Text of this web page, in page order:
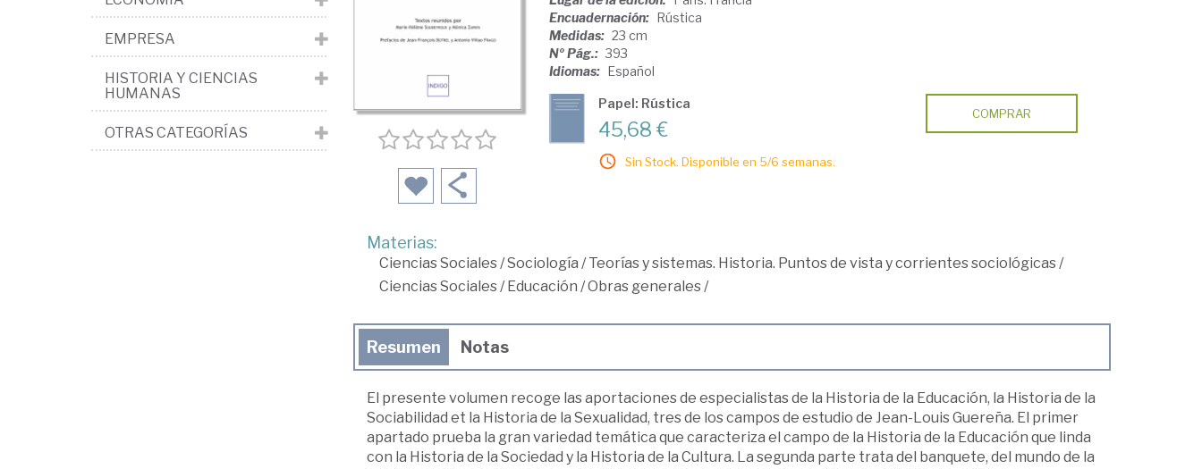
Encuadernación: Rústica
Medidas: 23 cm
Nº Pág.: 393
Idiomas: Español
Papel: Rústica
45,68 €
Sin Stock. Disponible en 5/6 semanas.
COMPRAR
Materias:
Ciencias Sociales/Sociología /Teorías y sistemas. Historia. Puntos de vista y corrientes sociológicas/
Ciencias Sociales/Educación /Obras generales/
Resumen Notas
El presente volumen recoge las aportaciones de especialistas de la Historia de la Educación, la Historia de la
Sociabilidad et la Historia de la Sexualidad, tres de los campos de estudio de Jean-Louis Guereña. El primer
apartado prueba la gran variedad temática que caracteriza el campo de la Historia de la Educación que linda
con la Historia de la Sociedad y la Historia de la Cultura. La segunda parte trata del banquete, del mundo de la
EMPRESA
HISTORIA Y CIENCIAS
HUMANAS
OTRAS CATEGORÍAS